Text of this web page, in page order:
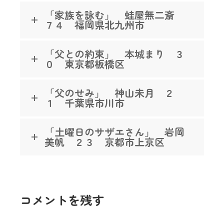
「家族を詠む」 蛙屋無二斎
７４ 福岡県北九州市
「父との約束」 本城まり ３
０ 東京都板橋区
「父のせみ」 神山未月 ２
１ 千葉県市川市
「土曜日のサザエさん」 岩岡
美帆 ２３ 京都市上京区
コメントを残す